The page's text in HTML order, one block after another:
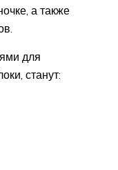
а также
для
станут: